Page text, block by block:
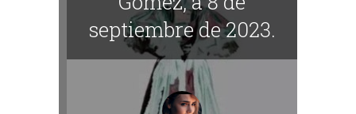
septiembre de 2023.